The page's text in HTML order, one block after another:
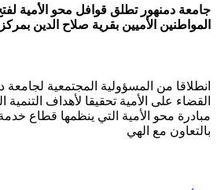
جامعة دمنهور تطلق قوافل محو الأمية
المواطنين الأميين بقرية صلاح الدين بمركز
انطلاقا من المسؤولية المجتمعية
القضاء على الأمية تحقيقا لأهداف
مبادرة محو الأمية التي ينظمها قطاع خدمة
بالتعاون مع الهي